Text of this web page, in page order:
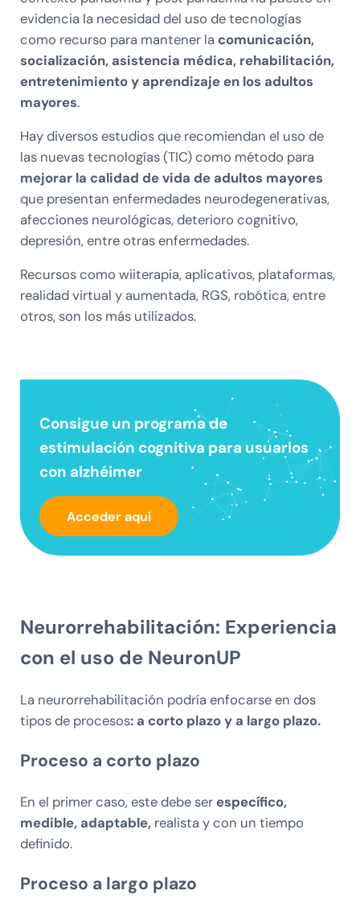
evidencia la necesidad del uso de tecnologías
como recurso para mantener la comunicación,
socialización, asistencia médica, rehabilitación,
entretenimiento y aprendizaje en los adultos
mayores.
Hay diversos estudios que recomiendan el uso de
las nuevas tecnologías (TIC) como método para
mejorar la calidad de vida de adultos mayores
que presentan enfermedades neurodegenerativas,
afecciones neurológicas, deterioro cognitivo,
depresión, entre otras enfermedades.
Recursos como wiiterapia, aplicativos, plataformas,
realidad virtual y aumentada, RGS, robótica, entre
otros, son los más utilizados.
Consigue un programa de
estimulación cognitiva para usuarios
con alzhéimer
Acceder aquí
Neurorrehabilitación: Experiencia
con el uso de NeuronUP
La neurorrehabilitación podría enfocarse en dos
tipos de procesos: a corto plazo y a largo plazo.
Proceso a corto plazo
En el primer caso, este debe serespecífico,
medible, adaptable,realista y con un tiempo
definido.
Proceso a largo plazo